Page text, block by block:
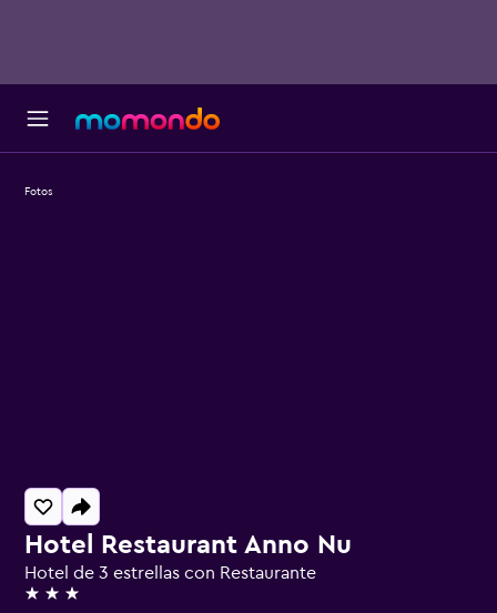
Hotel Restaurant Anno Nu
Hotel de 3 estrellas con Restaurante
3 estrellas
Fotos